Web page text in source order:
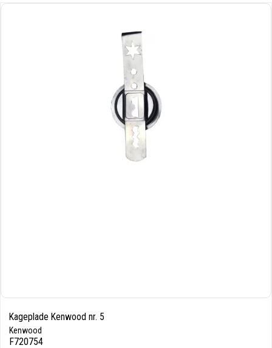
Kageplade Kenwood nr. 5
Kenwood
F720754